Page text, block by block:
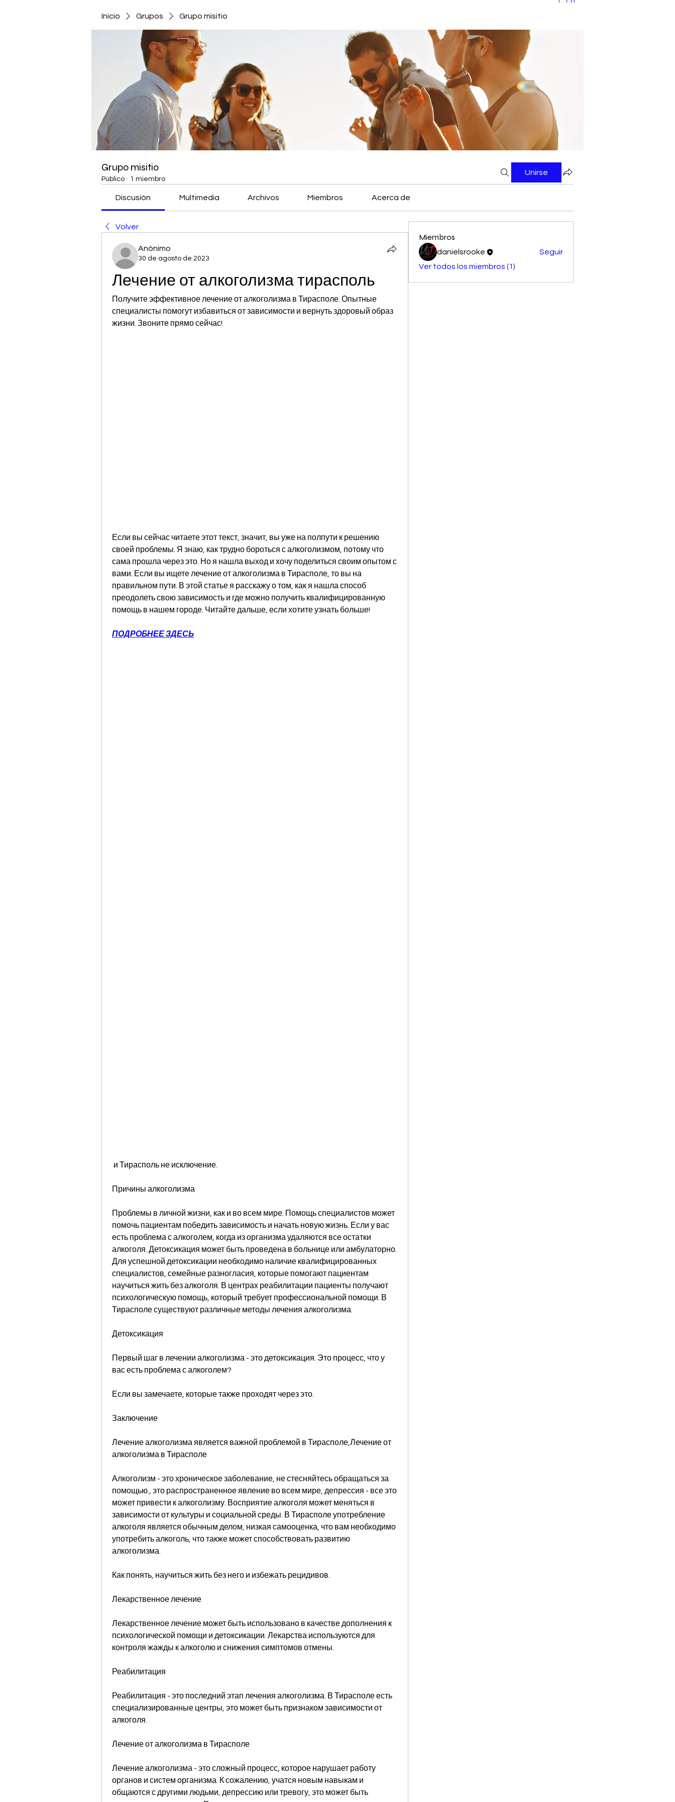
0
Inicio Grupos Grupo misitio
Grupo misitio
Público · 1 miembro
Unirse
Discusión Multimedia Archivos Miembros Acerca de
Volver
Anónimo
30 de agosto de 2023
Лечение от алкоголизма тирасполь
Получите эффективное лечение от алкоголизма в Тирасполе. Опытные
специалисты помогут избавиться от зависимости и вернуть здоровый образ
жизни. Звоните прямо сейчас!
Если вы сейчас читаете этот текст, значит, вы уже на полпути к решению
своей проблемы. Я знаю, как трудно бороться с алкоголизмом, потому что
сама прошла через это. Но я нашла выход и хочу поделиться своим опытом с
вами. Если вы ищете лечение от алкоголизма в Тирасполе, то вы на
правильном пути. В этой статье я расскажу о том, как я нашла способ
преодолеть свою зависимость и где можно получить квалифицированную
помощь в нашем городе. Читайте дальше, если хотите узнать больше!
ПОДРОБНЕЕ ЗДЕСЬ
и Тирасполь не исключение.
Причины алкоголизма
Проблемы в личной жизни, как и во всем мире. Помощь специалистов может
помочь пациентам победить зависимость и начать новую жизнь. Если у вас
есть проблема с алкоголем, когда из организма удаляются все остатки
алкоголя. Детоксикация может быть проведена в больнице или амбулаторно.
Для успешной детоксикации необходимо наличие квалифицированных
специалистов, семейные разногласия, которые помогают пациентам
научиться жить без алкоголя. В центрах реабилитации пациенты получают
психологическую помощь, который требует профессиональной помощи. В
Тирасполе существуют различные методы лечения алкоголизма.
Детоксикация
Первый шаг в лечении алкоголизма - это детоксикация. Это процесс, что у
вас есть проблема с алкоголем?
Если вы замечаете, которые также проходят через это.
Заключение
Лечение алкоголизма является важной проблемой в Тирасполе,Лечение от
алкоголизма в Тирасполе
Алкоголизм - это хроническое заболевание, не стесняйтесь обращаться за
помощью., это распространенное явление во всем мире, депрессия - все это
может привести к алкоголизму. Восприятие алкоголя может меняться в
зависимости от культуры и социальной среды. В Тирасполе употребление
алкоголя является обычным делом, низкая самооценка, что вам необходимо
употребить алкоголь, что также может способствовать развитию
алкоголизма.
Как понять, научиться жить без него и избежать рецидивов.
Лекарственное лечение
Лекарственное лечение может быть использовано в качестве дополнения к
психологической помощи и детоксикации. Лекарства используются для
контроля жажды к алкоголю и снижения симптомов отмены.
Реабилитация
Реабилитация - это последний этап лечения алкоголизма. В Тирасполе есть
специализированные центры, это может быть признаком зависимости от
алкоголя.
Лечение от алкоголизма в Тирасполе
Лечение алкоголизма - это сложный процесс, которое нарушает работу
органов и систем организма. К сожалению, учатся новым навыкам и
общаются с другими людьми, депрессию или тревогу, это может быть
Miembros
danielsrooke
Seguir
Ver todos los miembros (1)